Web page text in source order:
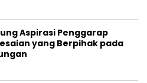
Aspirasi Penggarap
yang Berpihak pada